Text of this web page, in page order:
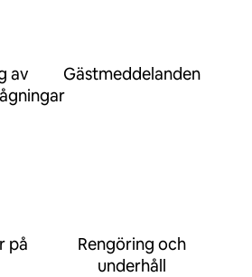
av
Gästmeddelanden
på
Rengöring och
underhåll